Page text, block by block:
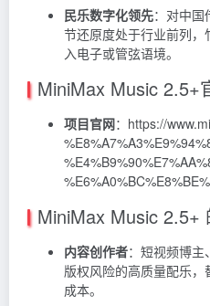
民乐数字化领先：对中国
节还原度处于行业前列
入电子或管弦语境。
MiniMax Music 2.5+
项目官网：https://
MiniMax Music 2.5+
内容创作者：短视频博
版权风险的高质量配乐
成本。